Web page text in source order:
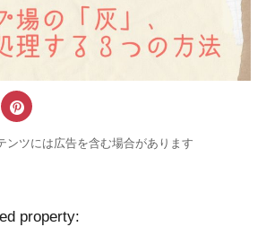
ンツには広告を含む場合があります
property: